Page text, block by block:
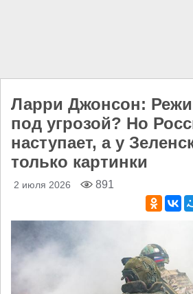
Ларри Джонсон:
под угрозой? Но
наступает, а у
только картинки
2 июля 2026 891